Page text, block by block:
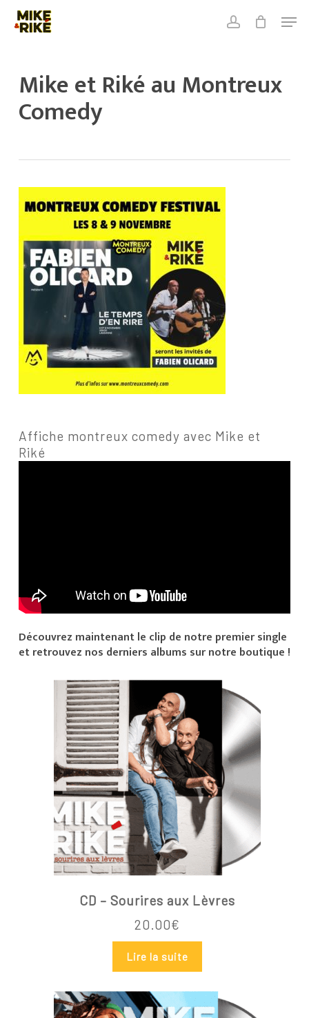
Skip
account
Close
Mike et Riké au Montreux
Comedy
Affiche montreux comedy avec Mike et
Riké
Découvrez maintenant le clip de notre premier single
et retrouvez nos derniers albums sur notre boutique !
CD – Sourires aux Lèvres
20.00€
Lire la suite